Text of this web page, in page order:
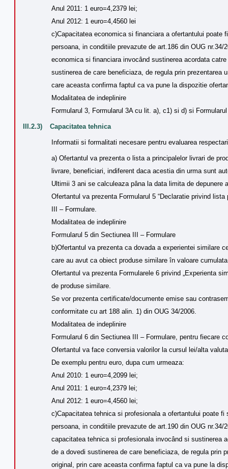
Anul 2011: 1 euro=4,2379 lei;
Anul 2012: 1 euro=4,4560 lei
c)Capacitatea economica si financiara a ofertantului poate
persoana, in conditiile prevazute de art.186 din OUG
economica si financiara invocând sustinerea acordata
sustinerea de care beneficiaza, de regula prin prezentarea
care aceasta confirma faptul ca va pune la dispozitie
Modalitatea de indeplinire
Formularul 3, Formularul 3A cu lit. a), c1) si d) si
III.2.3) Capacitatea tehnica
Informatii si formalitati necesare pentru evaluarea
a) Ofertantul va prezenta o lista a principalelor livrari de
livrare, beneficiari, indiferent daca acestia din urma sunt
Ultimii 3 ani se calculeaza pâna la data limita de depunere
Ofertantul va prezenta Formularul 5 “Declaratie privind
III – Formulare.
Modalitatea de indeplinire
Formularul 5 din Sectiunea III – Formulare
b)Ofertantul va prezenta ca dovada a experientei similare
care au avut ca obiect produse similare în valoare
Ofertantul va prezenta Formularele 6 privind „Experienta
de produse similare.
Se vor prezenta certificate/documente emise sau
conformitate cu art 188 alin. 1) din OUG 34/2006.
Modalitatea de indeplinire
Formularul 6 din Sectiunea III – Formulare, pentru fiecare
Ofertantul va face conversia valorilor la cursul lei/alta
De exemplu pentru euro, dupa cum urmeaza:
Anul 2010: 1 euro=4,2099 lei;
Anul 2011: 1 euro=4,2379 lei;
Anul 2012: 1 euro=4,4560 lei;
c)Capacitatea tehnica si profesionala a ofertantului poate
persoana, in conditiile prevazute de art.190 din OUG
capacitatea tehnica si profesionala invocând si sustinerea
de a dovedi sustinerea de care beneficiaza, de regula prin
original, prin care aceasta confirma faptul ca va pune la